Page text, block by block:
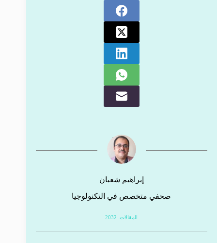
إبراهيم شعبان
صحفي متخصص في التكنولوجيا
المقالات: 2032